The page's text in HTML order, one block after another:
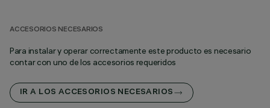
ACCESORIOS NECESARIOS
Para instalar y operar correctamente este producto es necesario
contar con uno de los accesorios requeridos
IR A LOS ACCESORIOS NECESARIOS